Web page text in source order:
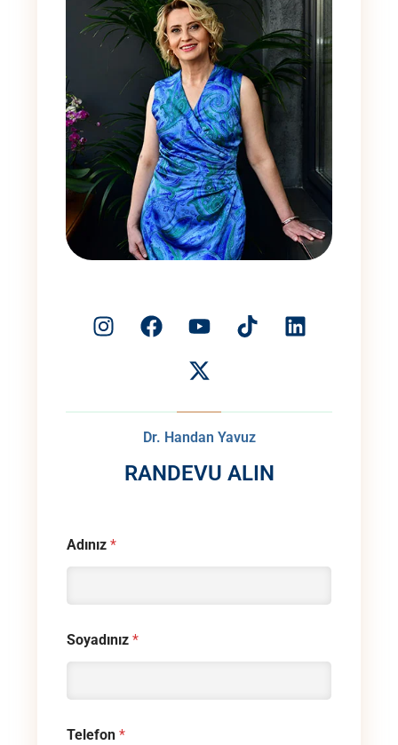
Dr. Handan Yavuz
RANDEVU ALIN
Adınız *
Soyadınız *
Telefon *